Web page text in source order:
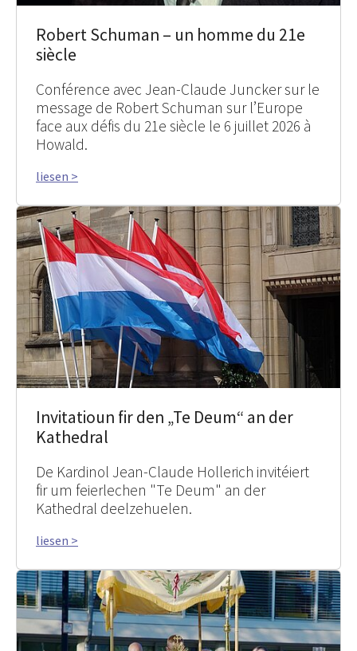
Robert Schuman – un homme du 21e
siècle
Conférence avec Jean-Claude Juncker sur le
message de Robert Schuman sur l’Europe
face aux défis du 21e siècle le 6 juillet 2026 à
Howald.
liesen >
Invitatioun fir den „Te Deum“ an der
Kathedral
De Kardinol Jean-Claude Hollerich invitéiert
fir um feierlechen "Te Deum" an der
Kathedral deelzehuelen.
liesen >